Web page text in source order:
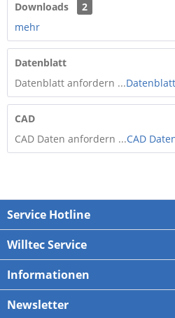
Downloads
2
mehr
Datenblatt
Datenblatt anfordern ...
CAD
CAD Daten anfordern ...CAD
Service Hotline
Willtec Service
Informationen
Newsletter